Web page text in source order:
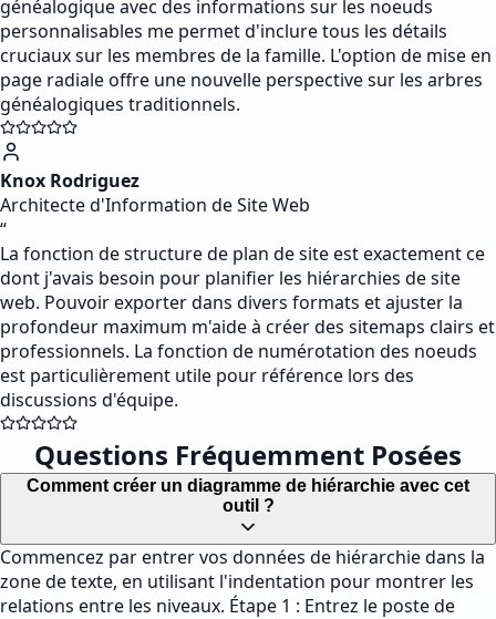
généalogique avec des informations sur les noeuds
personnalisables me permet d'inclure tous les détails
cruciaux sur les membres de la famille. L'option de mise en
page radiale offre une nouvelle perspective sur les arbres
généalogiques traditionnels.
Knox Rodriguez
Architecte d'Information de Site Web
“
La fonction de structure de plan de site est exactement ce
dont j'avais besoin pour planifier les hiérarchies de site
web. Pouvoir exporter dans divers formats et ajuster la
profondeur maximum m'aide à créer des sitemaps clairs et
professionnels. La fonction de numérotation des noeuds
est particulièrement utile pour référence lors des
discussions d'équipe.
Questions Fréquemment Posées
Comment créer un diagramme de hiérarchie avec cet
outil ?
Commencez par entrer vos données de hiérarchie dans la
zone de texte, en utilisant l'indentation pour montrer les
relations entre les niveaux. Étape 1 : Entrez le poste de